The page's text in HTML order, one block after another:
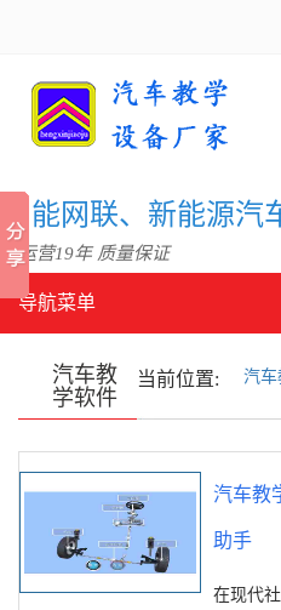
能网联、新能源汽
运营19年 质量保证
导航菜单
当前位置: 汽车
汽车教
学软件
汽车教
助手
在现代